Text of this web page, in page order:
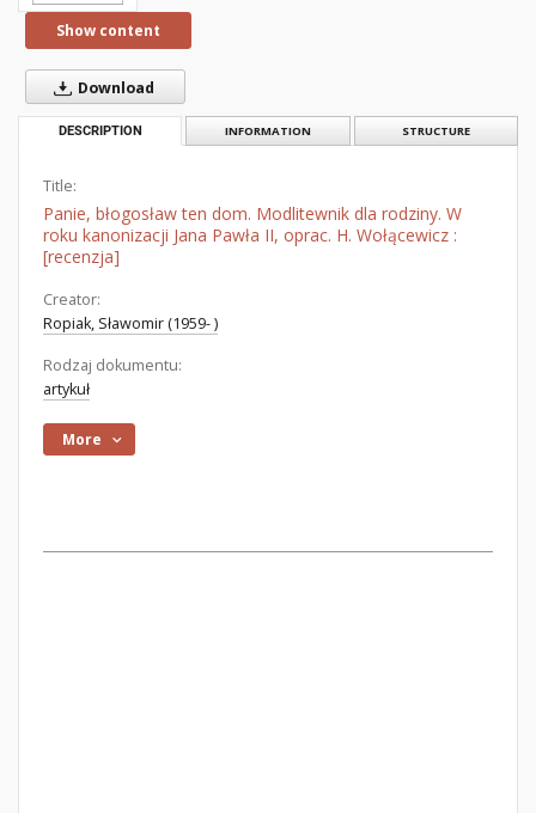
Show content
Download
DESCRIPTION INFORMATION STRUCTURE
Title:
Panie, błogosław ten dom. Modlitewnik dla rodziny. W
roku kanonizacji Jana Pawła II, oprac. H. Wołącewicz :
[recenzja]
Creator:
Ropiak, Sławomir (1959- )
Rodzaj dokumentu:
artykuł
More